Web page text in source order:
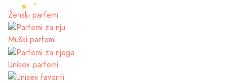
Ženski parfemi
Muški parfemi
Unisex parfemi